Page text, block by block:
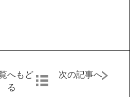
ダウンロード
へもど
る
次の記事へ